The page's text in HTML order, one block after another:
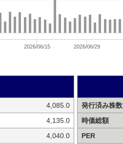
2026/06/15 2026/06/29
4,085.0
4,135.0
4,040.0
発行済み株数
時価総額
PER